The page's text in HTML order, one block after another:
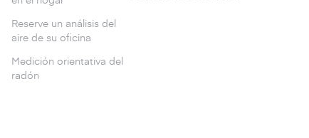
Reserve un análisis del
aire de su oficina
Medición orientativa del
radón